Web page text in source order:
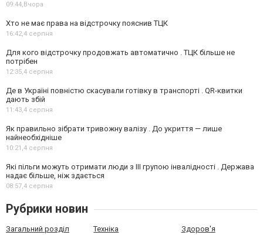
09:44,Вчора
Хто не має права на відстрочку пояснив ТЦК
16:42,4 серпня
Для кого відстрочку продовжать автоматично . ТЦК більше не
потрібен
12:35,4 серпня
Де в Україні повністю скасували готівку в транспорті . QR-квитки
дають збій
11:43,4 серпня
Як правильно зібрати тривожну валізу . До укриття — лише
найнеобхідніше
10:21,4 серпня
Які пільги можуть отримати люди з III групою інвалідності . Держава
надає більше, ніж здається
08:57,4 серпня
Рубрики новин
Загальний розділ Техніка Здоров'я